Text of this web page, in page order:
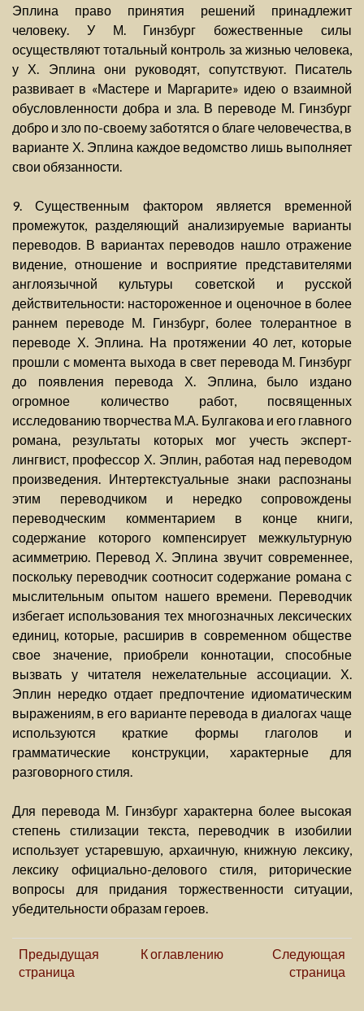
Эплина право принятия решений принадлежит
человеку. У М. Гинзбург божественные силы
осуществляют тотальный контроль за жизнью человека,
у Х. Эплина они руководят, сопутствуют. Писатель
развивает в «Мастере и Маргарите» идею о взаимной
обусловленности добра и зла. В переводе М. Гинзбург
добро и зло по-своему заботятся о благе человечества, в
варианте Х. Эплина каждое ведомство лишь выполняет
свои обязанности.
9. Существенным фактором является временной
промежуток, разделяющий анализируемые варианты
переводов. В вариантах переводов нашло отражение
видение, отношение и восприятие представителями
англоязычной культуры советской и русской
действительности: настороженное и оценочное в более
раннем переводе М. Гинзбург, более толерантное в
переводе Х. Эплина. На протяжении 40 лет, которые
прошли с момента выхода в свет перевода М. Гинзбург
до появления перевода Х. Эплина, было издано
огромное количество работ, посвященных
исследованию творчества М.А. Булгакова и его главного
романа, результаты которых мог учесть эксперт-
лингвист, профессор Х. Эплин, работая над переводом
произведения. Интертекстуальные знаки распознаны
этим переводчиком и нередко сопровождены
переводческим комментарием в конце книги,
содержание которого компенсирует межкультурную
асимметрию. Перевод Х. Эплина звучит современнее,
поскольку переводчик соотносит содержание романа с
мыслительным опытом нашего времени. Переводчик
избегает использования тех многозначных лексических
единиц, которые, расширив в современном обществе
свое значение, приобрели коннотации, способные
вызвать у читателя нежелательные ассоциации. Х.
Эплин нередко отдает предпочтение идиоматическим
выражениям, в его варианте перевода в диалогах чаще
используются краткие формы глаголов и
грамматические конструкции, характерные для
разговорного стиля.
Для перевода М. Гинзбург характерна более высокая
степень стилизации текста, переводчик в изобилии
использует устаревшую, архаичную, книжную лексику,
лексику официально-делового стиля, риторические
вопросы для придания торжественности ситуации,
убедительности образам героев.
Предыдущая
страница
К оглавлению
Следующая
страница